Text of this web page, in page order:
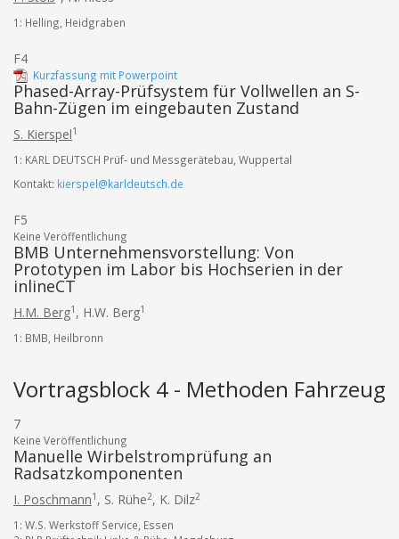
1: Helling, Heidgraben
F4
Kurzfassung mit Powerpoint
Phased-Array-Prüfsystem für Vollwellen an S-
Bahn-Zügen im eingebauten Zustand
S. Kierspel1
1: KARL DEUTSCH Prüf- und Messgerätebau, Wuppertal
Kontakt: kierspel@karldeutsch.de
F5
Keine Veröffentlichung
BMB Unternehmensvorstellung: Von
Prototypen im Labor bis Hochserien in der
inlineCT
H.M. Berg1 , H.W. Berg1
1: BMB, Heilbronn
Vortragsblock 4 - Methoden Fahrzeug
7
Keine Veröffentlichung
Manuelle Wirbelstromprüfung an
Radsatzkomponenten
I. Poschmann1 , S. Rühe2, K. Dilz2
1: W.S. Werkstoff Service, Essen